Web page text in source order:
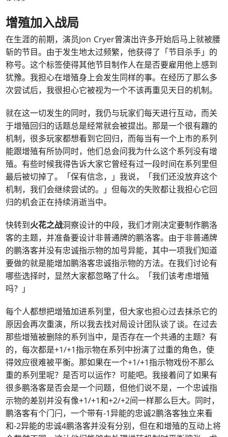
增殖加入战局
在生涯的前期，演员Jon Cryer曾演出许多开始后马上就被腰
斩的节目。由于发生地太过频繁，他获得了「节目杀手」的
称号。这个标签使得其他节目制作人在是否要雇用他上感到
犹豫。我担心在增殖身上会发生同样的事。在经历了那么多
次尝试后，我很担心它被视为一个不该再重见天日的机制。
就在这一切发生的同时，我仍与玩家们每天进行互动，而关
于增殖回归的话题总是经常就会被提出。那是一个很有趣的
机制，很多玩家都想看到它回归，而每当有一个上市的系列
能跟增殖有所协同时，他们总会问我为什么这个系列没有增
殖。有些时候我得告诉大家它曾经有过一段时间在系列里但
最后被切掉了。「保有信念，」我说，「我们还没放弃这个
机制，我们会继续尝试的。」但每次的失败都让我担心它回
归的机会正在持续消逝当中。
快转到火花之战洞察设计的中段，我们才刚决定要制作鹏洛
客的主题，并准备要设计非普通牌的鹏洛客。由于非普通牌
的鹏洛客并没有忠诚指示物的加号异能，其中一项我们知道
要做的就是能增加鹏洛客忠诚指示物的方法。在我们讨论有
哪些选择时，显然大家都忽略了什么。「我们该考虑增殖
吗？」
每个人都想把增殖加进系列里，但大家也担心过去抹杀它的
原因会再次重演，所以我去找对局设计团队谈了谈。在过去
那些增殖被删除的系列当中，是否存在一个共通的主题？有
的，每次都是+1/+1指示物在系列中扮演了过重的角色，使
得效应很难被平衡。那如果在一个+1/+1指示物戏份不那么
重的系列里呢？是否可以运作？可能吧。我接着问了如果有
很多鹏洛客是否会是一个问题，但他们说不是，一个忠诚指
示物的差别并没有像+1/+1和+2/+2间一样那么巨大。同时，
鹏洛客有个门闩，一个带有-1异能的忠诚2鹏洛客独立来看
和-2异能的忠诚4鹏洛客并没有分别，但在和增殖的互动上将